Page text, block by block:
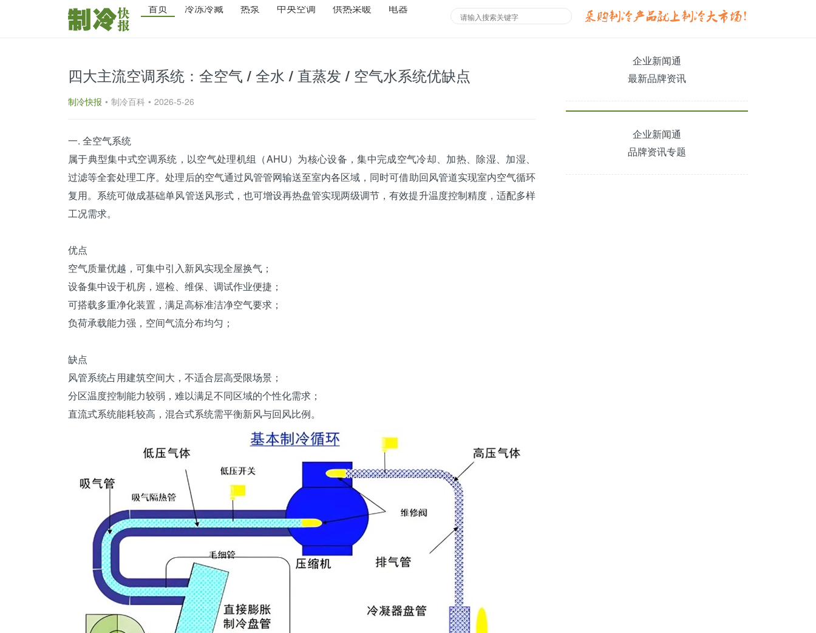
首页 冷冻冷藏 热泵 中央空调 供热采暖 电器
四大主流空调系统：全空气 / 全水 / 直蒸发 / 空气水系统优缺点
制冷快报 • 制冷百科 • 2026-5-26
一. 全空气系统
属于典型集中式空调系统，以空气处理机组（AHU）为核心设备，集中完成空气冷却、加热、除湿、加湿、
过滤等全套处理工序。处理后的空气通过风管管网输送至室内各区域，同时可借助回风管道实现室内空气循环
复用。系统可做成基础单风管送风形式，也可增设再热盘管实现两级调节，有效提升温度控制精度，适配多样
工况需求。
优点
空气质量优越，可集中引入新风实现全屋换气；
设备集中设于机房，巡检、维保、调试作业便捷；
可搭载多重净化装置，满足高标准洁净空气要求；
负荷承载能力强，空间气流分布均匀；
缺点
风管系统占用建筑空间大，不适合层高受限场景；
分区温度控制能力较弱，难以满足不同区域的个性化需求；
直流式系统能耗较高，混合式系统需平衡新风与回风比例。
企业新闻通
最新品牌资讯
企业新闻通
品牌资讯专题